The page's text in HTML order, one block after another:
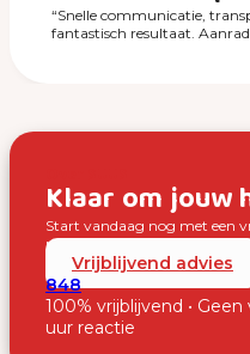
“Snelle communicatie,
fantastisch resultaat.
Klaar om jouw
Start vandaag nog met een
nemen wij contact met je op.
Vrijblijvend advies
848
100% vrijblijvend •
uur reactie